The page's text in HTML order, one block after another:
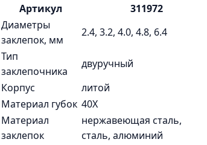
Артикул
311972
Диаметры
заклепок, мм
2.4, 3.2, 4.0, 4.8, 6.4
Тип
заклепочника
двуручный
Корпус
литой
Материал губок 40Х
Материал
заклепок
нержавеющая сталь,
сталь, алюминий